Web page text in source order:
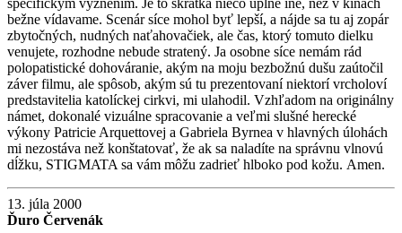
bežne vídavame. Scenár síce mohol byť lepší, a nájde sa tu aj zopár
zbytočných, nudných naťahovačiek, ale čas, ktorý tomuto dielku
venujete, rozhodne nebude stratený. Ja osobne síce nemám rád
polopatistické dohováranie, akým na moju bezbožnú dušu zaútočil
záver filmu, ale spôsob, akým sú tu prezentovaní niektorí vrcholoví
predstavitelia katolíckej cirkvi, mi ulahodil. Vzhľadom na originálny
námet, dokonalé vizuálne spracovanie a veľmi slušné herecké
výkony Patricie Arquettovej a Gabriela Byrnea v hlavných úlohách
mi nezostáva než konštatovať, že ak sa naladíte na správnu vlnovú
dĺžku, STIGMATA sa vám môžu zadrieť hlboko pod kožu. Amen.
13. júla 2000
Ďuro Červenák